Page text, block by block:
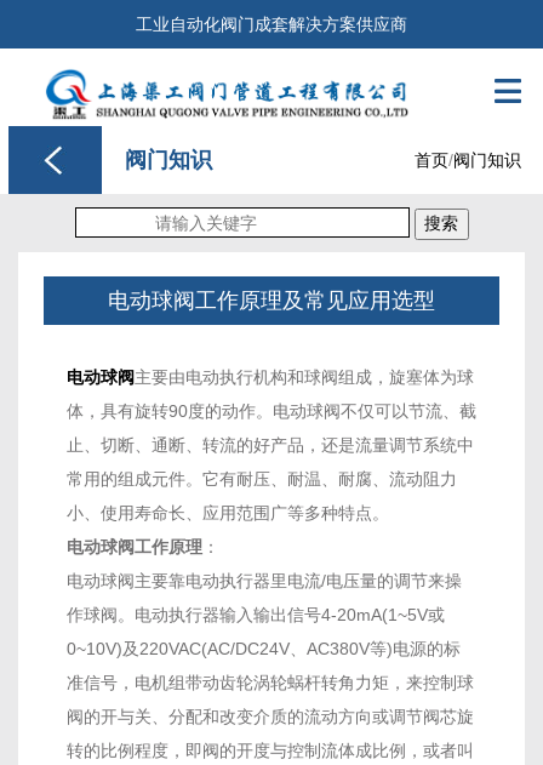
工业自动化阀门成套解决方案供应商

阀门知识 首页/阀门知识
搜索
电动球阀工作原理及常见应用选型
电动球阀主要由电动执行机构和球阀组成，旋塞体为球
体，具有旋转90度的动作。电动球阀不仅可以节流、截
止、切断、通断、转流的好产品，还是流量调节系统中
常用的组成元件。它有耐压、耐温、耐腐、流动阻力
小、使用寿命长、应用范围广等多种特点。
电动球阀工作原理：
电动球阀主要靠电动执行器里电流/电压量的调节来操
作球阀。电动执行器输入输出信号4-20mA(1~5V或
0~10V)及220VAC(AC/DC24V、AC380V等)电源的标
准信号，电机组带动齿轮涡轮蜗杆转角力矩，来控制球
阀的开与关、分配和改变介质的流动方向或调节阀芯旋
转的比例程度，即阀的开度与控制流体成比例，或者叫